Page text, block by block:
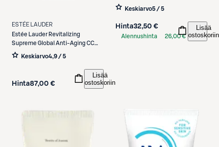
ESTÉE LAUDER
Estée Lauder Revitalizing
Supreme Global Anti-Aging CC
Creme SPF 10 sävyttävä
päivävoide 30 ml
Keskiarvo4,9 / 5
Hinta87,00 €
Lisää
ostoskoriin
Keskiarvo5 / 5
Hinta32,50 €
Alennushinta
26,00 €
Lisää
ostoskoriin